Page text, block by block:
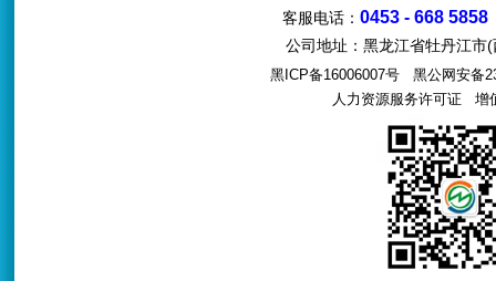
客服电话： 0453 - 668 5858
公司地址：黑龙江省牡丹江市
黑ICP备16006007号
黑公网安备
人力资源服务许可证增值